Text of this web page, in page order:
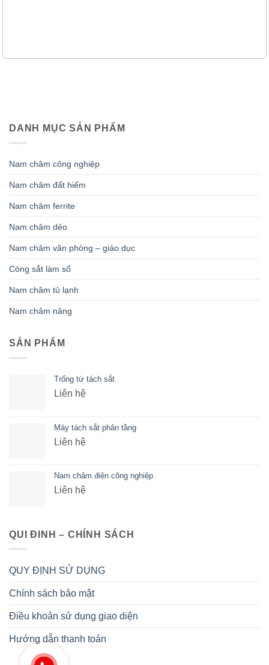
DANH MỤC SẢN PHẨM
Nam châm công nghiệp
Nam châm đất hiếm
Nam châm ferrite
Nam châm dẻo
Nam châm văn phòng – giáo dục
Còng sắt làm sổ
Nam châm tủ lạnh
Nam châm nâng
SẢN PHẨM
Trống từ tách sắt
Liên hệ
Máy tách sắt phân tầng
Liên hệ
Nam châm điện công nghiệp
Liên hệ
QUI ĐINH – CHÍNH SÁCH
QUY ĐỊNH SỬ DỤNG
Chính sách bảo mật
Điều khoản sử dụng giao diện
Hướng dẫn thanh toán